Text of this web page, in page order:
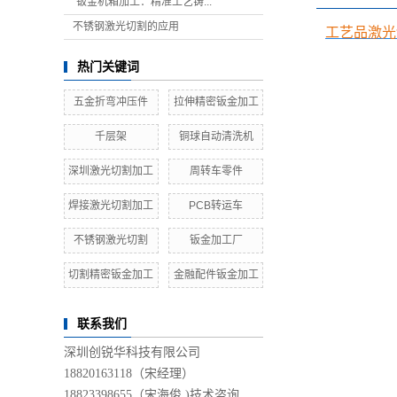
不锈钢激光切割的应用
热门关键词
五金折弯冲压件 拉伸精密钣金加工
千层架 铜球自动清洗机
深圳激光切割加工 周转车零件
焊接激光切割加工 PCB转运车
不锈钢激光切割 钣金加工厂
切割精密钣金加工 金融配件钣金加工
联系我们
深圳创锐华科技有限公司
18820163118（宋经理）
工艺品激